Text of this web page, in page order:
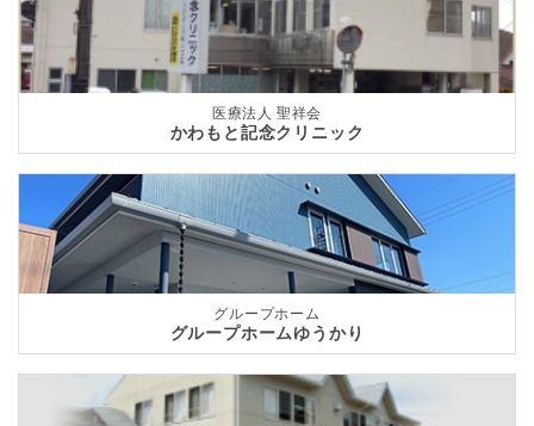
医療法人 聖祥会
かわもと記念クリニック
グループホーム
グループホームゆうかり